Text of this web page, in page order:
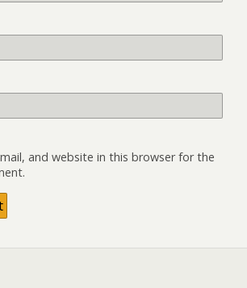
and website in this browser for the